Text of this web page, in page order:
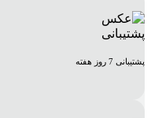
پشتیبانی 7 روز هفته